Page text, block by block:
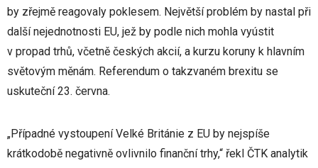
by zřejmě reagovaly poklesem. Největší problém by nastal při
další nejednotnosti EU, jež by podle nich mohla vyústit
v propad trhů, včetně českých akcií, a kurzu koruny k hlavním
světovým měnám. Referendum o takzvaném brexitu se
uskuteční 23. června.
„Případné vystoupení Velké Británie z EU by nejspíše
krátkodobě negativně ovlivnilo finanční trhy,“ řekl ČTK analytik